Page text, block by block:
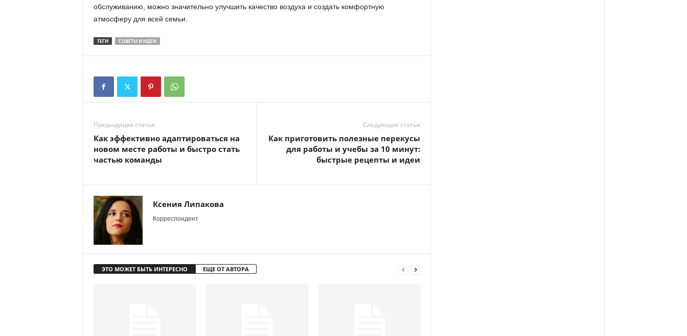
обслуживанию, можно значительно улучшить качество воздуха и создать комфортную
атмосферу для всей семьи.
ТЕГИ СОВЕТЫ И ИДЕИ
Предыдущая статья
Как эффективно адаптироваться на
новом месте работы и быстро стать
частью команды
Следующая статья
Как приготовить полезные перекусы
для работы и учебы за 10 минут:
быстрые рецепты и идеи
Ксения Липакова
Корреспондент
ЭТО МОЖЕТ БЫТЬ ИНТЕРЕСНО ЕЩЕ ОТ АВТОРА